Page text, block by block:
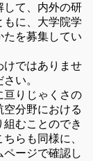
して、内外の研
もに、大学院学
たを募集してい
けではありませ
い。
亘りじゃくさの
分野における
むことのでき
らも同様に、
ージで確認し